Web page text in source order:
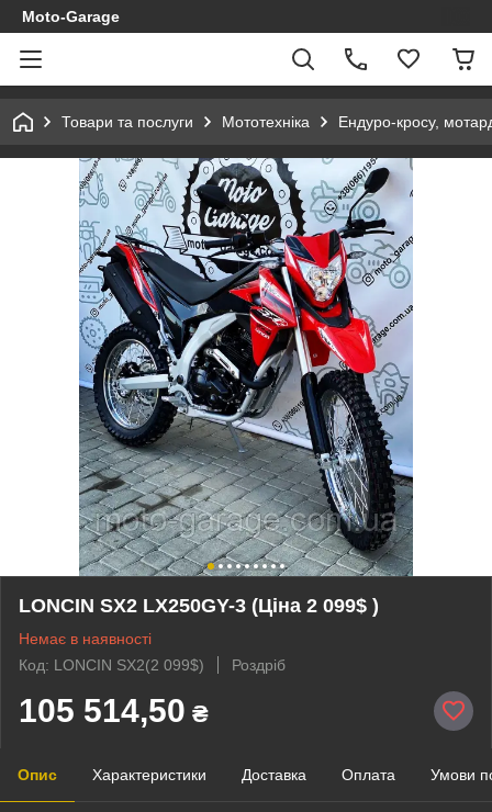
Moto-Garage
Товари та послуги Мототехніка Ендуро-кросу,
LONCIN SX2 LX250GY-3 (Ціна 2 099$ )
Немає в наявності
Код: LONCIN SX2(2 099$)
Роздріб
105 514,50 ₴
Опис Характеристики Доставка Оплата Умови